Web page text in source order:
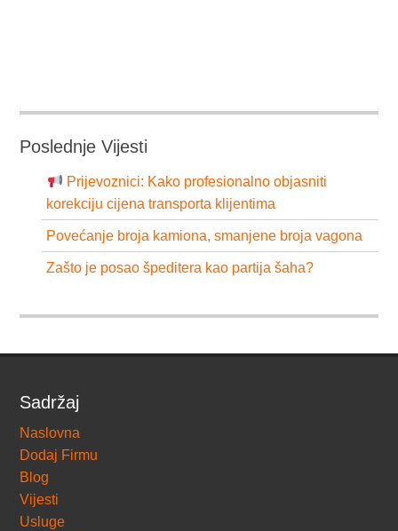
Poslednje Vijesti
Prijevoznici: Kako profesionalno objasniti
korekciju cijena transporta klijentima
Povećanje broja kamiona, smanjene broja vagona
Zašto je posao špeditera kao partija šaha?
Sadržaj
Naslovna
Dodaj Firmu
Blog
Vijesti
Usluge